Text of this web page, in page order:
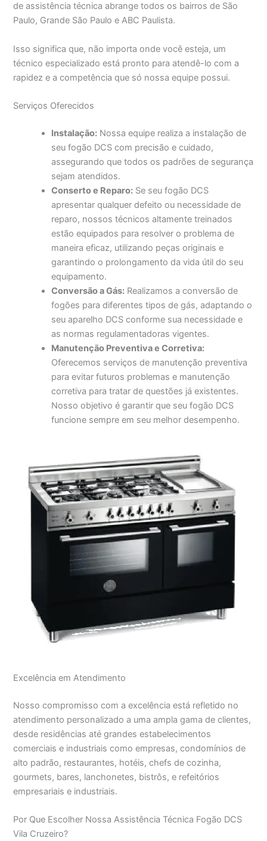
de assistência técnica abrange todos os bairros de São
Paulo, Grande São Paulo e ABC Paulista.
Isso significa que, não importa onde você esteja, um
técnico especializado está pronto para atendê-lo com a
rapidez e a competência que só nossa equipe possui.
Serviços Oferecidos
Instalação: Nossa equipe realiza a instalação de
seu fogão DCS com precisão e cuidado,
assegurando que todos os padrões de segurança
sejam atendidos.
Conserto e Reparo: Se seu fogão DCS
apresentar qualquer defeito ou necessidade de
reparo, nossos técnicos altamente treinados
estão equipados para resolver o problema de
maneira eficaz, utilizando peças originais e
garantindo o prolongamento da vida útil do seu
equipamento.
Conversão a Gás: Realizamos a conversão de
fogões para diferentes tipos de gás, adaptando o
seu aparelho DCS conforme sua necessidade e
as normas regulamentadoras vigentes.
Manutenção Preventiva e Corretiva:
Oferecemos serviços de manutenção preventiva
para evitar futuros problemas e manutenção
corretiva para tratar de questões já existentes.
Nosso objetivo é garantir que seu fogão DCS
funcione sempre em seu melhor desempenho.
Excelência em Atendimento
Nosso compromisso com a excelência está refletido no
atendimento personalizado a uma ampla gama de clientes,
desde residências até grandes estabelecimentos
comerciais e industriais como empresas, condomínios de
alto padrão, restaurantes, hotéis, chefs de cozinha,
gourmets, bares, lanchonetes, bistrôs, e refeitórios
empresariais e industriais.
Por Que Escolher Nossa Assistência Técnica Fogão DCS
Vila Cruzeiro?